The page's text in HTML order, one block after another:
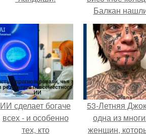
Балкан
ИИ сделает богаче
всех - и особенно
тех, кто
53-Летняя
одна из
женщин,